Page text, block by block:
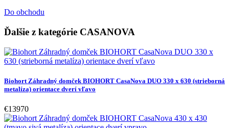
Do obchodu
Ďalšie z kategórie CASANOVA
Biohort Záhradný domček BIOHORT CasaNova DUO 330 x 630 (strieborná
metalíza) orientace dverí vľavo
€13970